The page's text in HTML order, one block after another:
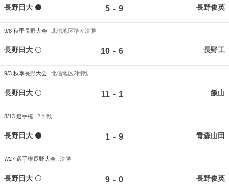
長野日大 5 - 9 長野俊英
9/8 秋季長野大会 北信地区準々決勝
長野日大 10 - 6 長野工
9/3 秋季長野大会 北信地区2回戦
長野日大 11 - 1 飯山
8/13 選手権 2回戦
長野日大 1 - 9 青森山田
7/27 選手権長野大会 決勝
長野日大 9 - 0 長野俊英